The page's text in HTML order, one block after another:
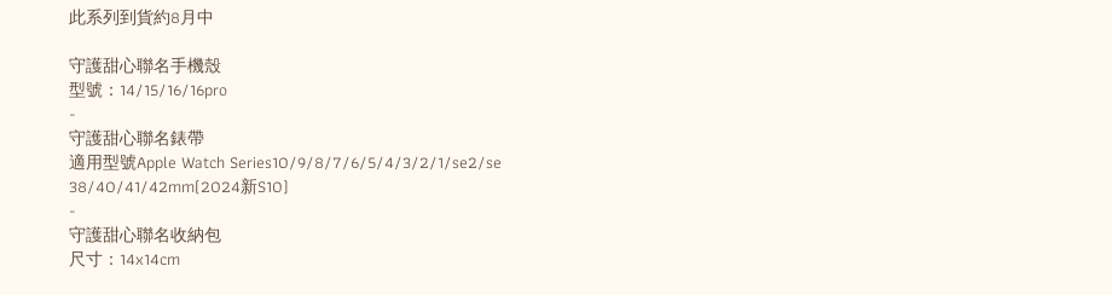
此系列到貨約8月中
守護甜心聯名手機殼
型號：14/15/16/16pro
-
守護甜心聯名錶帶
適用型號Apple Watch Series10/9/8/7/6/5/4/3/2/1/se2/se
38/40/41/42mm(2024新S10)
-
守護甜心聯名收納包
尺寸：14x14cm